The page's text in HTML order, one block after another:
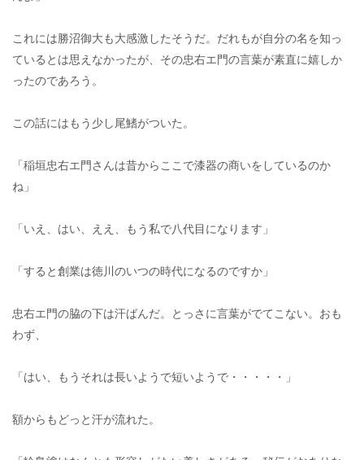
これには勝沼御大も大感激したそうだ。だれもが自分の名を知っ
ているとは思えなかったが、その忠右エ門の言葉が素直に嬉しか
ったのであろう。
この話にはもう少し尾鰭がついた。
「稲垣忠右エ門さんは昔からここで漆器の商いをしているのか
ね」
「いえ、はい、ええ、もう私で八代目になります」
「すると創業は徳川のいつの時代になるのですか」
忠右エ門の脇の下は汗ばんだ。とっさに言葉がでてこない。おも
わず、
「はい、もうそれは長いようで短いようで・・・・・」
額からもどっと汗が流れた。